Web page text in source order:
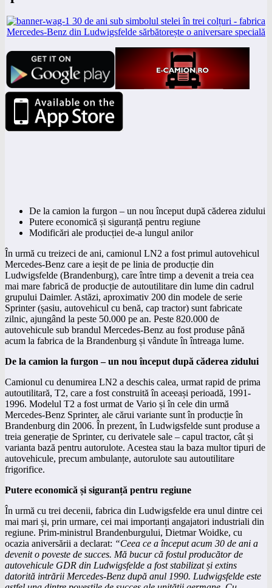
De la camion la furgon – un nou început după căderea zidului
Putere economică și siguranță pentru regiune
Modificări ale producției de-a lungul anilor
În urmă cu treizeci de ani, camionul LN2 a fost primul autovehicul
Mercedes-Benz care a ieșit de pe linia de producție din
Ludwigsfelde (Brandenburg), care între timp a devenit a treia cea
mai mare fabrică de producție de autoutilitare din lume din cadrul
grupului Daimler. Astăzi, aproximativ 200 din modele de serie
Sprinter (șasiu, autovehicul cu benă, cap tractor) sunt fabricate
zilnic, ajungând la peste 50.000 pe an. Peste 820.000 de
autovehicule sub brandul Mercedes-Benz au fost produse până
acum la fabrica de la Brandenburg și vândute în întreaga lume.
De la camion la furgon – un nou început după căderea zidului
Camionul cu denumirea LN2 a deschis calea, urmat rapid de prima
autoutilitară, T2, care a fost construită în aceeași perioadă, 1991-
1996. Modelul T2 a fost urmat de Vario și în cele din urmă
Mercedes-Benz Sprinter, ale cărui variante sunt în producție în
Brandenburg din 2006. În prezent, în Ludwigsfelde sunt produse a
treia generație de Sprinter, cu derivatele sale – capul tractor, cât și
varianta bază pentru autorulote. Acestea stau la baza multor tipuri de
autovehicule, precum ambulanțe, autorulote sau autoutilitare
frigorifice.
Putere economică și siguranță pentru regiune
În urmă cu trei decenii, fabrica din Ludwigsfelde era unul dintre cei
mai mari și, prin urmare, cei mai importanți angajatori industriali din
regiune. Prim-ministrul Brandenburgului, Dietmar Woidke, cu
ocazia aniversării a declarat: “Ceea ce a început acum 30 de ani a
devenit o poveste de succes. Mă bucur că fostul producător de
autovehicule GDR din Ludwigsfelde a fost stabilizat și extins
datorită intrării Mercedes-Benz după anul 1990. Ludwigsfelde este